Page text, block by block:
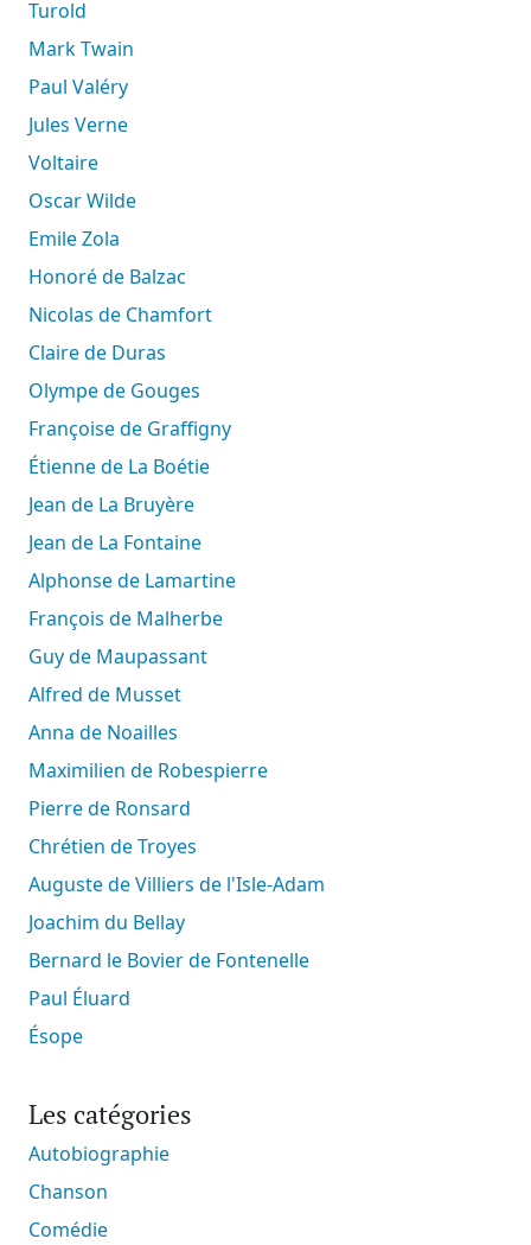
Turold
Mark Twain
Paul Valéry
Jules Verne
Voltaire
Oscar Wilde
Emile Zola
Honoré de Balzac
Nicolas de Chamfort
Claire de Duras
Olympe de Gouges
Françoise de Graffigny
Étienne de La Boétie
Jean de La Bruyère
Jean de La Fontaine
Alphonse de Lamartine
François de Malherbe
Guy de Maupassant
Alfred de Musset
Anna de Noailles
Maximilien de Robespierre
Pierre de Ronsard
Chrétien de Troyes
Auguste de Villiers de l'Isle-Adam
Joachim du Bellay
Bernard le Bovier de Fontenelle
Paul Éluard
Ésope
Les catégories
Autobiographie
Chanson
Comédie